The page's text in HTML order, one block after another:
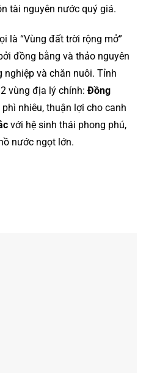
tài nguyên nước quý giá.
là “Vùng đất trời rộng mở”
đồng bằng và thảo nguyên
nghiệp và chăn nuôi. Tỉnh
vùng địa lý chính: Đồng
nhiêu, thuận lợi cho canh
với hệ sinh thái phong phú,
nước ngọt lớn.